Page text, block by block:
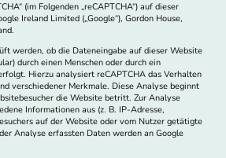
(im Folgenden „reCAPTCHA“) auf dieser
Ireland Limited („Google“), Gordon House,
werden, ob die Dateneingabe auf dieser Website
durch einen Menschen oder durch ein
Hierzu analysiert reCAPTCHA das Verhalten
verschiedener Merkmale. Diese Analyse beginnt
die Website betritt. Zur Analyse
Informationen aus (z. B. IP-Adresse,
auf der Website oder vom Nutzer getätigte
Analyse erfassten Daten werden an Google